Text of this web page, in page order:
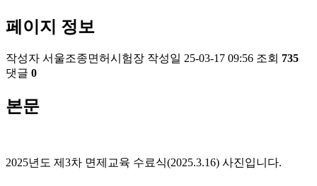
페이지 정보
작성자 서울조종면허시험장 작성일 25-03-17 09:56 조회 735
댓글 0
본문
2025년도 제 3차 면제교육 수료식(2025.3.16) 사진입니다.